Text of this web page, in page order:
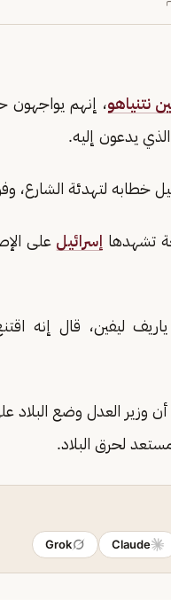
نتنياهو، إنهم يواجهون
يدعون إليه.
خطابه لتهدئة الشارع،
تشهدها إسرائيل على
ليفين، قال إنه
أن وزير العدل وضع البلاد
لحرق البلاد.
Claude
Grok